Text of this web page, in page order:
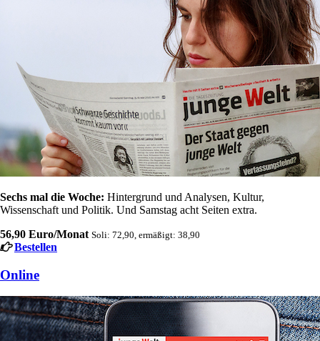
Sechs mal die Woche: Hintergrund und Analysen, Kultur,
Wissenschaft und Politik. Und Samstag acht Seiten extra.
56,90 Euro/Monat Soli: 72,90, ermäßigt: 38,90
Bestellen
Online